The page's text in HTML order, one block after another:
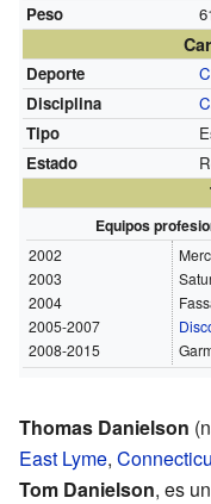
Peso
Deporte
Disciplina
Tipo
Estado
Equipos
2002
2003
2004
2005-2007
2008-2015
Thomas Danielson
East Lyme,
Tom Danielson, es un